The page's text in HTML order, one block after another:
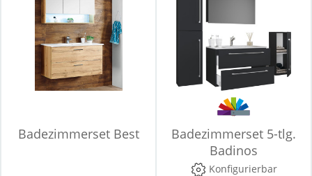
Badezimmerset Best
Badezimmerset 5-tlg.
Badinos
Konfigurierbar